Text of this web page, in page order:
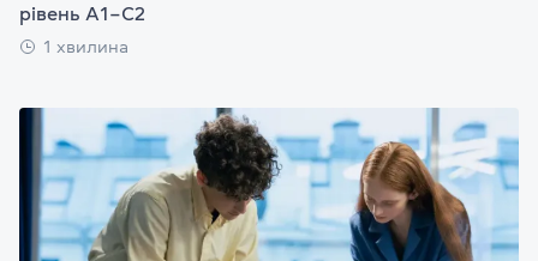
рівень А1–С2
1 хвилина